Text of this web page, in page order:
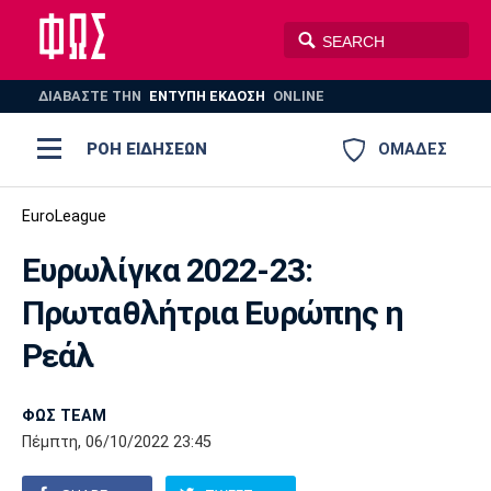
ΔΙΑΒΑΣΤΕ THN ΕΝΤΥΠΗ ΕΚΔΟΣΗ ONLINE
ΟΜΑΔΕΣ
ΡΟΗ ΕΙΔΗΣΕΩΝ
ΠΟΔΟΣΦΑΙΡΟ
ΒΟΛΕΪ
AUTO-MOTO
Ποδόσφαιρο
Super League 1
Super League 2
Ελλάδα
Μπάσκετ
Ελλάδα
EuroLeague
Ολυμπιακοί Αγώνες
Πόλο
Ολυμπιακός ΑΕΚ ΠΑΟΚ
Παναθηναϊκός Ατρόμητος
EuroLeague
Ευρωλίγκα 2022-23:
Πρωταθλήτρια Ευρώπης η
Ρεάλ
ΦΩΣ TEAM
Πέμπτη, 06/10/2022 23:45